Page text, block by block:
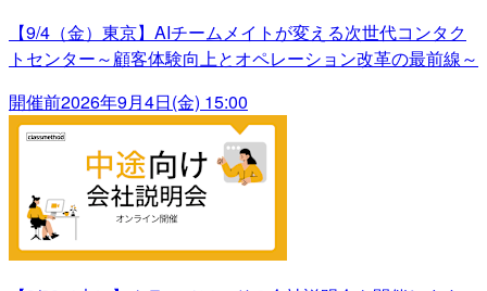
【9/4（金）東京】AIチームメイトが変える次世代コンタク
トセンター～顧客体験向上とオペレーション改革の最前線～
開催前2026年9月4日(金) 15:00